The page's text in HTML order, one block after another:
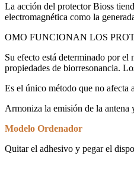
La acción del protector Bioss
electromagnética como la
OMO FUNCIONAN LOS
Su efecto está determinado por
propiedades de biorresonancia.
Es el único método que no
Armoniza la emisión de la antena
Modelo Ordenador
Quitar el adhesivo y pegar el